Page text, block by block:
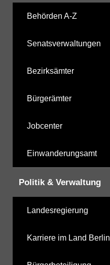
Behörden A-Z
Senatsverwaltungen
Bezirksämter
Bürgerämter
Jobcenter
Einwanderungsamt
Politik & Verwaltung
Landesregierung
Karriere im Land Berlin